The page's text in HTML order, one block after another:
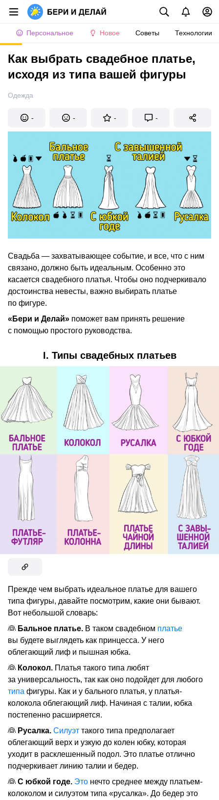
Персональное Новое Советы Технологии
Как выбрать свадебное платье,
исходя из типа вашей фигуры
Одежда
- - - -
Свадьба — захватывающее событие, и все, что с ним
связано, должно быть идеальным. Особенно это
касается свадебного платья. Чтобы оно подчеркивало
достоинства невесты, важно выбирать платье
по фигуре.
«Бери и Делай» поможет вам принять решение
с помощью простого руководства.
I. Типы свадебных платьев
Прежде чем выбрать идеальное платье для вашего
типа фигуры, давайте посмотрим, какие они бывают.
Вот небольшой словарь:
👰 Бальное платье. В таком свадебном платье
вы будете выглядеть как принцесса. У него
облегающий лиф и пышная юбка.
👰 Колокол. Платья такого типа любят
за универсальность, так как оно подойдет для любого
типа фигуры. Как и у бального платья, у платья-
колокола облегающий лиф. Начиная с талии, юбка
постепенно расширяется.
👰 Русалка. Силуэт такого типа предполагает
облегающий верх и узкую до колен юбку, которая
уходит в расклешенный подол. Это платье отлично
подчеркивает линию талии и бедер.
👰 С юбкой годе. Это нечто среднее между платьем-
колоколом и силуэтом типа «русалка». До бедер это